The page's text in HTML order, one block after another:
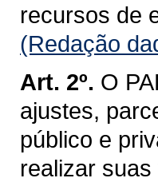
recursos de
(Redação
Art. 2º. O
ajustes,
público e
realizar